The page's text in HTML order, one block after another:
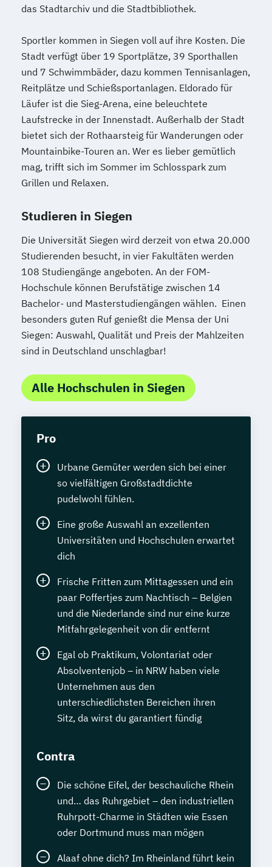
das Stadtarchiv und die Stadtbibliothek.
Sportler kommen in Siegen voll auf ihre Kosten. Die
Stadt verfügt über 19 Sportplätze, 39 Sporthallen
und 7 Schwimmbäder, dazu kommen Tennisanlagen,
Reitplätze und Schießsportanlagen. Eldorado für
Läufer ist die Sieg-Arena, eine beleuchtete
Laufstrecke in der Innenstadt. Außerhalb der Stadt
bietet sich der Rothaarsteig für Wanderungen oder
Mountainbike-Touren an. Wer es lieber gemütlich
mag, trifft sich im Sommer im Schlosspark zum
Grillen und Relaxen.
Studieren in Siegen
Die Universität Siegen wird derzeit von etwa 20.000
Studierenden besucht, in vier Fakultäten werden
108 Studiengänge angeboten. An der FOM-
Hochschule können Berufstätige zwischen 14
Bachelor- und Masterstudiengängen wählen. Einen
besonders guten Ruf genießt die Mensa der Uni
Siegen: Auswahl, Qualität und Preis der Mahlzeiten
sind in Deutschland unschlagbar!
Alle Hochschulen in Siegen
Pro
Urbane Gemüter werden sich bei einer
so vielfältigen Großstadtdichte
pudelwohl fühlen.
Eine große Auswahl an exzellenten
Universitäten und Hochschulen erwartet
dich
Frische Fritten zum Mittagessen und ein
paar Poffertjes zum Nachtisch – Belgien
und die Niederlande sind nur eine kurze
Mitfahrgelegenheit von dir entfernt
Egal ob Praktikum, Volontariat oder
Absolventenjob – in NRW haben viele
Unternehmen aus den
unterschiedlichsten Bereichen ihren
Sitz, da wirst du garantiert fündig
Contra
Die schöne Eifel, der beschauliche Rhein
und… das Ruhrgebiet – den industriellen
Ruhrpott-Charme in Städten wie Essen
oder Dortmund muss man mögen
Alaaf ohne dich? Im Rheinland führt kein